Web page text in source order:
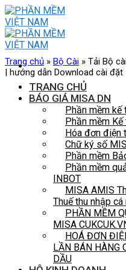
Skip
to
content
TRANG CHỦ
BÁO GIÁ MISA DN
Phần mềm kế
Phần mềm
Hóa đơn điện
Chữ ký số
Phần mềm
Phần mềm
INBOT
MISA AMIS
Thuế thu nhập cá
PHẦN MỀM
MISA
HOÁ ĐƠN
LẦN BÁN HÀNG
DẦU
Trang chủ » Bộ Cài » Tải Bộ
| hướng dẫn Download cài đặt